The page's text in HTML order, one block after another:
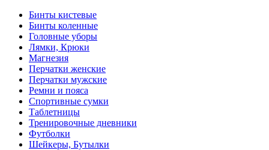
Бинты кистевые
Бинты коленные
Головные уборы
Лямки, Крюки
Магнезия
Перчатки женские
Перчатки мужские
Ремни и пояса
Спортивные сумки
Таблетницы
Тренировочные дневники
Футболки
Шейкеры, Бутылки